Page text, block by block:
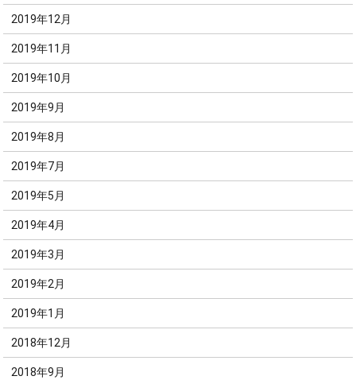
2019年12月
2019年11月
2019年10月
2019年9月
2019年8月
2019年7月
2019年5月
2019年4月
2019年3月
2019年2月
2019年1月
2018年12月
2018年9月